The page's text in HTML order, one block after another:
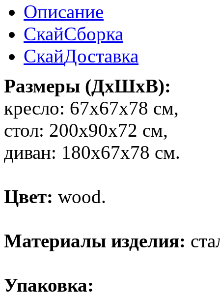
Описание
СкайСборка
СкайДоставка
Размеры (ДхШхВ):
кресло: 67х67х78 см,
стол: 200х90х72 см,
диван: 180х67х78 см.
Цвет: wood.
Материалы изделия:
Упаковка: